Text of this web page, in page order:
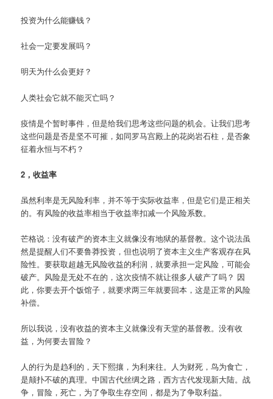
投资为什么能赚钱？
社会一定要发展吗？
明天为什么会更好？
人类社会它就不能灭亡吗？
疫情是个暂时事件，但是给我们思考这些问题的机会。让我们思考
这些问题是否是坚不可摧，如同罗马宫殿上的花岗岩石柱，是否象
征着永恒与不朽？
2，收益率
虽然利率是无风险利率，并不等于实际收益率，但是它们是正相关
的。有风险的收益率相当于收益率扣减一个风险系数。
芒格说：没有破产的资本主义就像没有地狱的基督教。这个说法虽
然是提醒人们不要鲁莽投资，但也说明了资本主义生产客观存在风
险性。要获取超越无风险收益的利润，就要承担一定风险，可能会
破产。风险是无处不在的，这次疫情不就让很多人破产了吗？ 因
此，你要去开个饭馆子，就要求两三年就要回本，这是正常的风险
补偿。
所以我说，没有收益的资本主义就像没有天堂的基督教。没有收
益，为何要去冒险？
人的行为是趋利的，天下熙攘，为利来往。人为财死，鸟为食亡，
是颠扑不破的真理。中国古代丝绸之路，西方古代发现新大陆。战
争，冒险，死亡，为了争取生存空间，都是为了争取利益。